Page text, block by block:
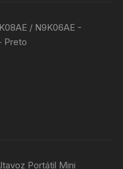
/ N9K06AE -
Preto
Portátil Mini